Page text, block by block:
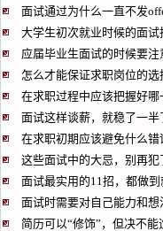
面试通过为什么一直不发
大学生初次就业时候的面试
应届毕业生面试的时候要注
怎么才能保证求职岗位的选
在求职过程中应该把握好哪
面试这样谈薪，就稳了一半
在求职初期应该避免什么错
这些面试中的大忌，别再犯
面试最实用的11招，都做
面试时需要对自己能力和想
简历可以“修饰”，但决不能